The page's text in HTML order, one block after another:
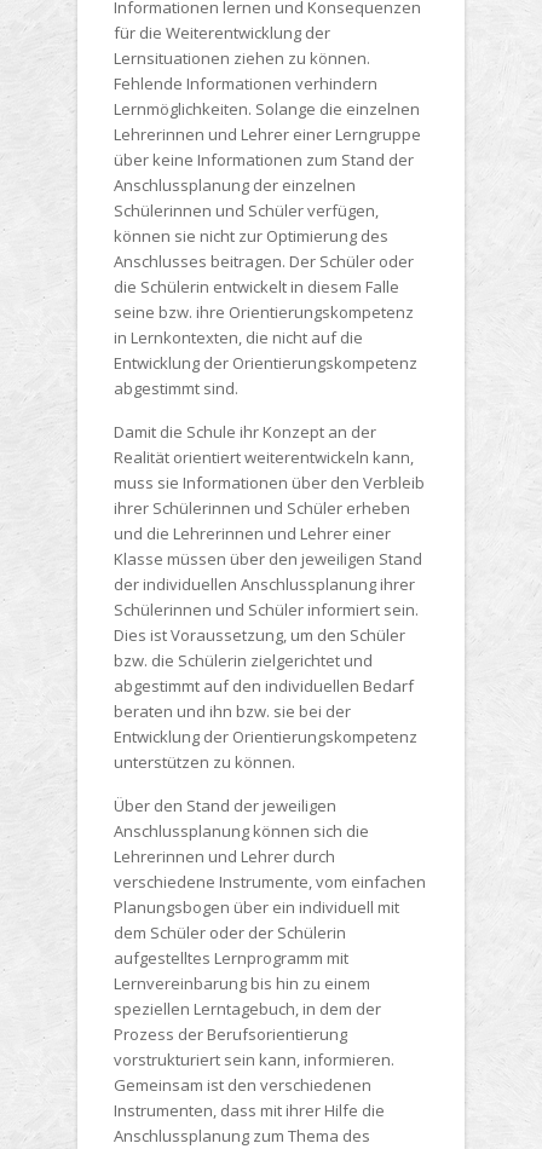
Informationen lernen und Konsequenzen
für die Weiterentwicklung der
Lernsituationen ziehen zu können.
Fehlende Informationen verhindern
Lernmöglichkeiten. Solange die einzelnen
Lehrerinnen und Lehrer einer Lerngruppe
über keine Informationen zum Stand der
Anschlussplanung der einzelnen
Schülerinnen und Schüler verfügen,
können sie nicht zur Optimierung des
Anschlusses beitragen. Der Schüler oder
die Schülerin entwickelt in diesem Falle
seine bzw. ihre Orientierungskompetenz
in Lernkontexten, die nicht auf die
Entwicklung der Orientierungskompetenz
abgestimmt sind.
Damit die Schule ihr Konzept an der
Realität orientiert weiterentwickeln kann,
muss sie Informationen über den Verbleib
ihrer Schülerinnen und Schüler erheben
und die Lehrerinnen und Lehrer einer
Klasse müssen über den jeweiligen Stand
der individuellen Anschlussplanung ihrer
Schülerinnen und Schüler informiert sein.
Dies ist Voraussetzung, um den Schüler
bzw. die Schülerin zielgerichtet und
abgestimmt auf den individuellen Bedarf
beraten und ihn bzw. sie bei der
Entwicklung der Orientierungskompetenz
unterstützen zu können.
Über den Stand der jeweiligen
Anschlussplanung können sich die
Lehrerinnen und Lehrer durch
verschiedene Instrumente, vom einfachen
Planungsbogen über ein individuell mit
dem Schüler oder der Schülerin
aufgestelltes Lernprogramm mit
Lernvereinbarung bis hin zu einem
speziellen Lerntagebuch, in dem der
Prozess der Berufsorientierung
vorstrukturiert sein kann, informieren.
Gemeinsam ist den verschiedenen
Instrumenten, dass mit ihrer Hilfe die
Anschlussplanung zum Thema des